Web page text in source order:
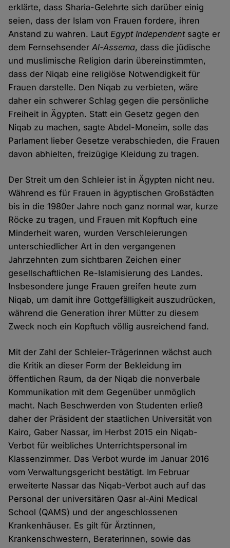
erklärte, dass Sharia-Gelehrte sich darüber einig
seien, dass der Islam von Frauen fordere, ihren
Anstand zu wahren. LautEgypt Independentsagte er
dem FernsehsenderAl-Assema, dass die jüdische
und muslimische Religion darin übereinstimmten,
dass der Niqab eine religiöse Notwendigkeit für
Frauen darstelle. Den Niqab zu verbieten, wäre
daher ein schwerer Schlag gegen die persönliche
Freiheit in Ägypten. Statt ein Gesetz gegen den
Niqab zu machen, sagte Abdel-Moneim, solle das
Parlament lieber Gesetze verabschieden, die Frauen
davon abhielten, freizügige Kleidung zu tragen.
Der Streit um den Schleier ist in Ägypten nicht neu.
Während es für Frauen in ägyptischen Großstädten
bis in die 1980er Jahre noch ganz normal war, kurze
Röcke zu tragen, und Frauen mit Kopftuch eine
Minderheit waren, wurden Verschleierungen
unterschiedlicher Art in den vergangenen
Jahrzehnten zum sichtbaren Zeichen einer
gesellschaftlichen Re-Islamisierung des Landes.
Insbesondere junge Frauen greifen heute zum
Niqab, um damit ihre Gottgefälligkeit auszudrücken,
während die Generation ihrer Mütter zu diesem
Zweck noch ein Kopftuch völlig ausreichend fand.
Mit der Zahl der Schleier-Trägerinnen wächst auch
die Kritik an dieser Form der Bekleidung im
öffentlichen Raum, da der Niqab die nonverbale
Kommunikation mit dem Gegenüber unmöglich
macht. Nach Beschwerden von Studenten erließ
daher der Präsident der staatlichen Universität von
Kairo, Gaber Nassar, im Herbst 2015 ein Niqab-
Verbot für weibliches Unterrichtspersonal im
Klassenzimmer. Das Verbot wurde im Januar 2016
vom Verwaltungsgericht bestätigt. Im Februar
erweiterte Nassar das Niqab-Verbot auch auf das
Personal der universitären Qasr al-Aini Medical
School (QAMS) und der angeschlossenen
Krankenhäuser. Es gilt für Ärztinnen,
Krankenschwestern, Beraterinnen, sowie das